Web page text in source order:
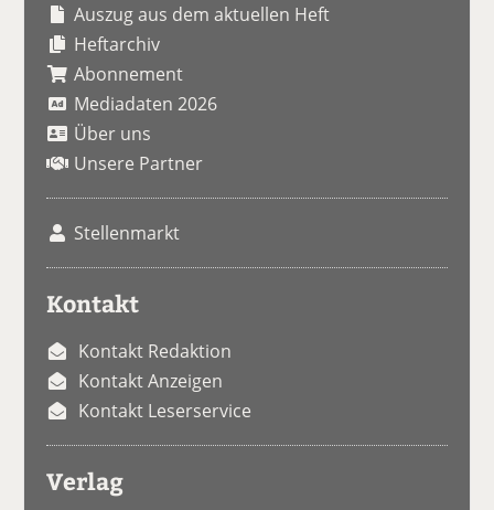
Auszug aus dem aktuellen Heft
Heftarchiv
Abonnement
Mediadaten 2026
Über uns
Unsere Partner
Stellenmarkt
Kontakt
Kontakt Redaktion
Kontakt Anzeigen
Kontakt Leserservice
Verlag